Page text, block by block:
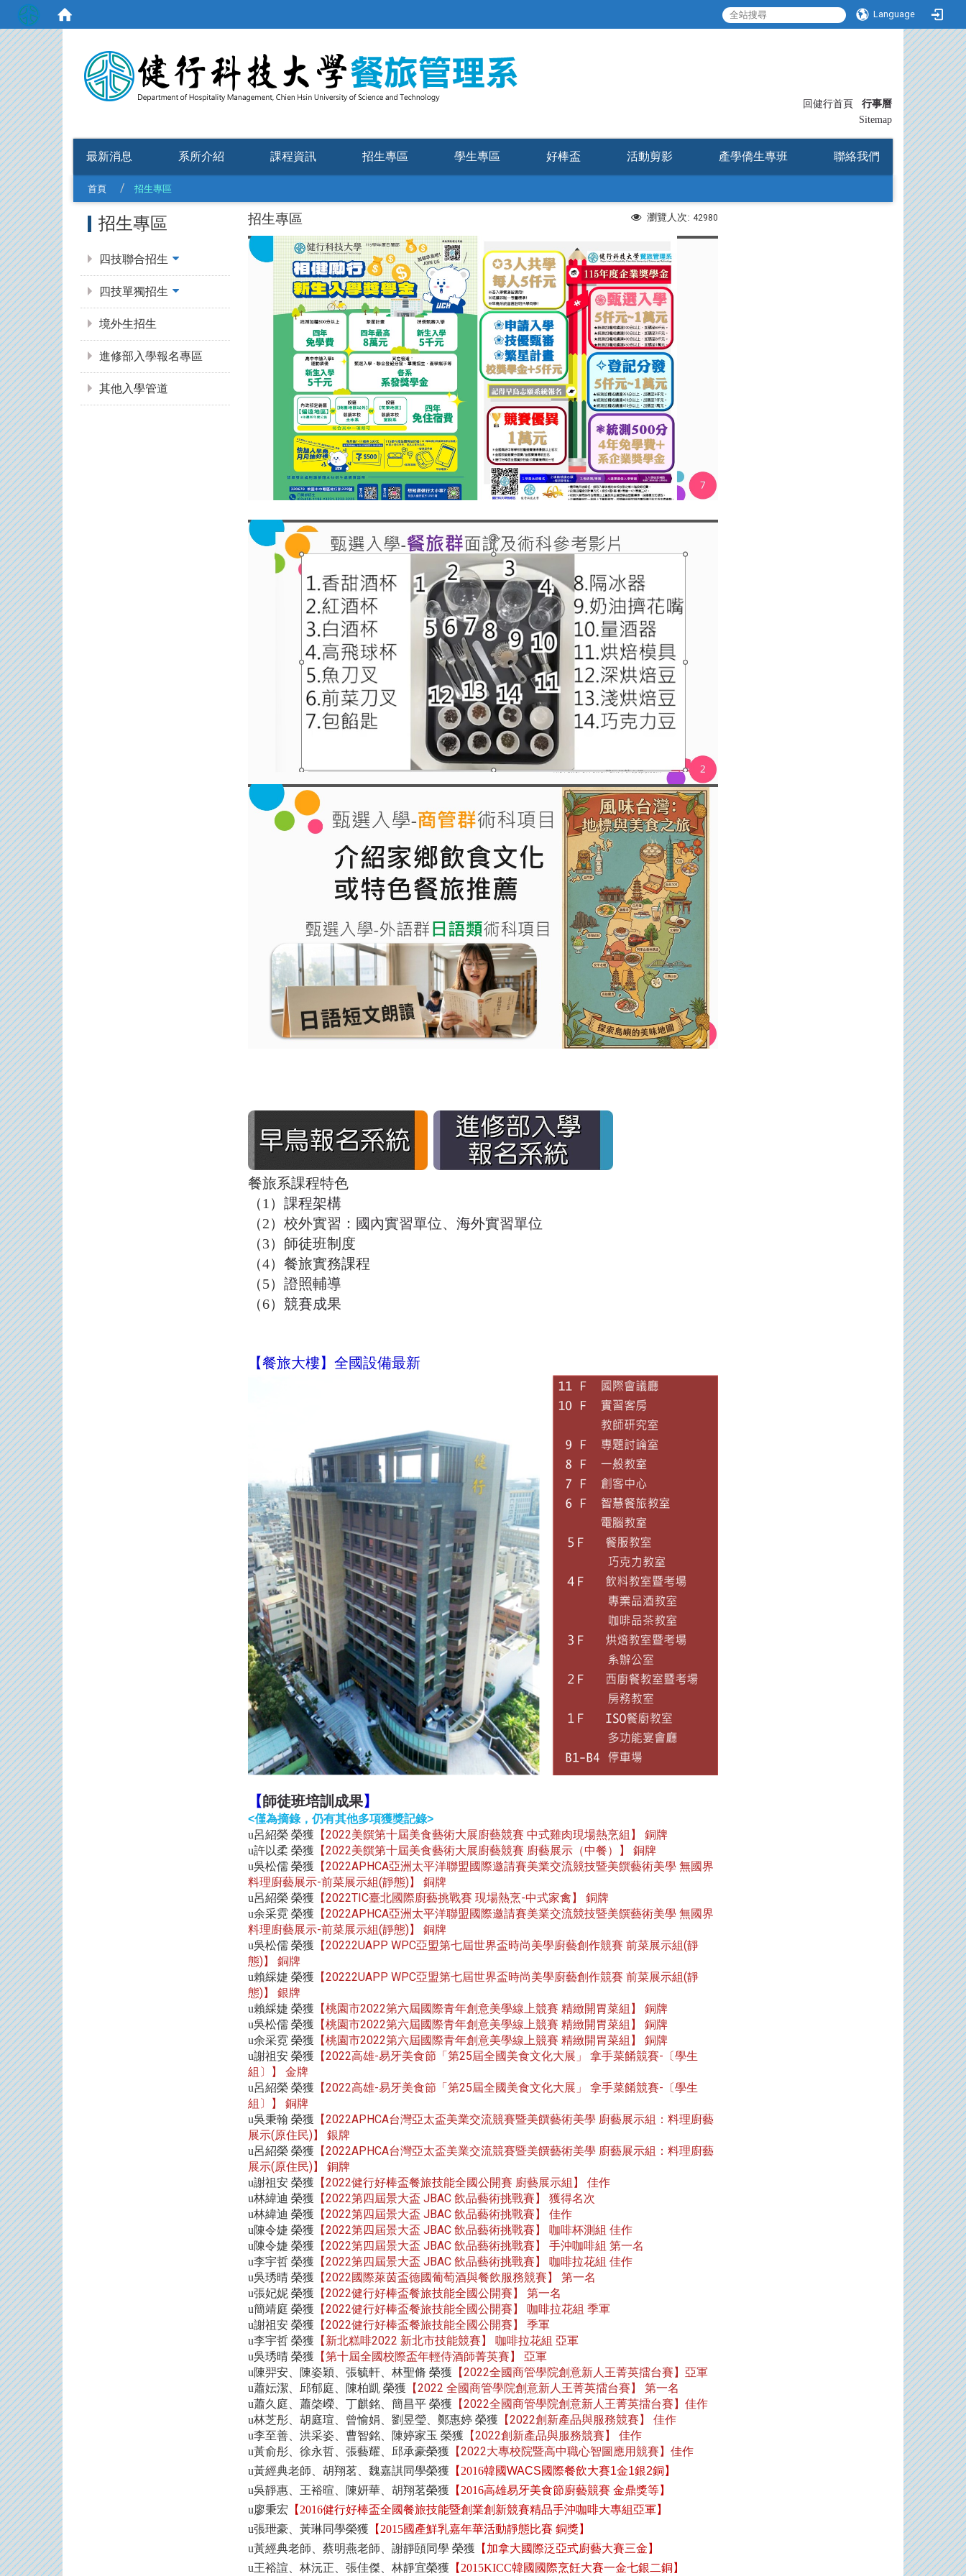
Language
回健行首頁
行事曆
Sitemap
最新消息 系所介紹 課程資訊 招生專區 學生專區 好棒盃 活動剪影 產學僑生專班 聯絡我們
首頁 招生專區
招生專區
四技聯合招生
四技單獨招生
境外生招生
進修部入學報名專區
其他入學管道
瀏覽人次: 42980
招生專區
餐旅系課程特色
（1） 課程架構
（2）校外實習： 國內實習單位、 海外實習單位
（3）師徒班制度
（4）餐旅實務課程
（5） 證照輔導
（6） 競賽成果
【餐旅大樓】全國設備最新
【師徒班培訓成果】
<僅為摘錄，仍有其他多項獲獎記錄>
u呂紹榮 榮獲 【2022美饌第十屆美食藝術大展廚藝競賽 中式雞肉現場熱烹組 】 銅牌
u許以柔 榮獲 【2022美饌第十屆美食藝術大展廚藝競賽 廚藝展示（中餐） 】 銅牌
u吳松儒 榮獲 【2022APHCA亞洲太平洋聯盟國際邀請賽美業交流競技暨美饌藝術美學 無國界
料理廚藝展示-前菜展示組(靜態)】 銅牌
u呂紹榮 榮獲 【2022TIC臺北國際廚藝挑戰賽 現場熱烹-中式家禽 】 銅牌
u余采霓 榮獲 【2022APHCA亞洲太平洋聯盟國際邀請賽美業交流競技暨美饌藝術美學 無國界
料理廚藝展示-前菜展示組(靜態)】 銅牌
u吳松儒 榮獲 【20222UAPP WPC亞盟第七屆世界盃時尚美學廚藝創作競賽 前菜展示組(靜
態)】 銅牌
u賴綵婕 榮獲 【20222UAPP WPC亞盟第七屆世界盃時尚美學廚藝創作競賽 前菜展示組(靜
態)】 銀牌
u賴綵婕 榮獲 【桃園市2022第六屆國際青年創意美學線上競賽 精緻開胃菜組 】 銅牌
u吳松儒 榮獲 【桃園市2022第六屆國際青年創意美學線上競賽 精緻開胃菜組 】 銅牌
u余采霓 榮獲 【桃園市2022第六屆國際青年創意美學線上競賽 精緻開胃菜組 】 銅牌
u謝祖安 榮獲 【2022高雄-易牙美食節「第25屆全國美食文化大展」 拿手菜餚競賽-〔學生
組〕
】 金牌
u呂紹榮 榮獲 【2022高雄-易牙美食節「第25屆全國美食文化大展」 拿手菜餚競賽-〔學生
組〕
】 銅牌
u吳秉翰 榮獲 【2022APHCA台灣亞太盃美業交流競賽暨美饌藝術美學 廚藝展示組：料理廚藝
展示(原住民)】 銀牌
u呂紹榮 榮獲 【2022APHCA台灣亞太盃美業交流競賽暨美饌藝術美學 廚藝展示組：料理廚藝
展示(原住民)】 銅牌
u謝祖安 榮獲 【2022健行好棒盃餐旅技能全國公開賽 廚藝展示組 】 佳作
u林緯迪 榮獲 【2022第四屆景大盃 JBAC 飲品藝術挑戰賽 】 獲得名次
u林緯迪 榮獲 【2022第四屆景大盃 JBAC 飲品藝術挑戰賽 】 佳作
u陳令婕 榮獲 【2022第四屆景大盃 JBAC 飲品藝術挑戰賽 】 咖啡杯測組 佳作
u陳令婕 榮獲 【2022第四屆景大盃 JBAC 飲品藝術挑戰賽 】 手沖咖啡組 第一名
u李宇哲 榮獲 【2022第四屆景大盃 JBAC 飲品藝術挑戰賽 】 咖啡拉花組 佳作
u吳琇晴 榮獲 【2022國際萊茵盃德國葡萄酒與餐飲服務競賽 】 第一名
u張妃妮 榮獲 【2022健行好棒盃餐旅技能全國公開賽 】 第一名
u簡靖庭 榮獲 【2022健行好棒盃餐旅技能全國公開賽 】 咖啡拉花組 季軍
u謝祖安 榮獲 【2022健行好棒盃餐旅技能全國公開賽 】 季軍
u李宇哲 榮獲 【新北糕啡2022 新北市技能競賽 】 咖啡拉花組 亞軍
u吳琇晴 榮獲 【第十屆全國校際盃年輕侍酒師菁英賽 】 亞軍
u陳羿安、陳姿穎、張毓軒、林聖脩 榮獲 【2022全國商管學院創意新人王菁英擂台賽 】 亞軍
u蕭妘潔、邱郁庭、陳柏凱 榮獲 【2022 全國商管學院創意新人王菁英擂台賽 】 第一名
u蕭久庭、蕭棨嶸、丁麒銘、簡昌平 榮獲 【2022全國商管學院創意新人王菁英擂台賽 】 佳作
u林芝彤、胡庭瑄、曾愉娟、劉昱瑩、鄭惠婷 榮獲 【2022創新產品與服務競賽 】 佳作
u李至善、洪采姿、曹智銘、陳婷家玉 榮獲 【2022創新產品與服務競賽 】 佳作
u黃俞彤、徐永哲、張藝耀、邱承豪榮獲 【2022大專校院暨高中職心智圖應用競賽 】 佳作
u黃經典老師、胡翔茗、魏嘉諆同學榮獲 【2016韓國WACS國際餐飲大賽1金1銀2銅】
u吳靜惠、王裕暄、陳妍華、胡翔茗榮獲 【2016高雄易牙美食節廚藝競賽 金鼎獎等】
u 廖秉宏 【2016健行好棒盃全國餐旅技能暨創業創新競賽精品手沖咖啡大專組亞軍】
u張玴豪、黃琳同學榮獲 【2015國產鮮乳嘉年華活動靜態比賽 銅獎】
u黃經典老師、蔡明燕老師、謝靜頣同學 榮獲 【加拿大國際泛亞式廚藝大賽三金】
u王裕諠、林沅正、張佳傑、林靜宜榮獲 【2015KICC韓國國際烹飪大賽一金七銀二銅】